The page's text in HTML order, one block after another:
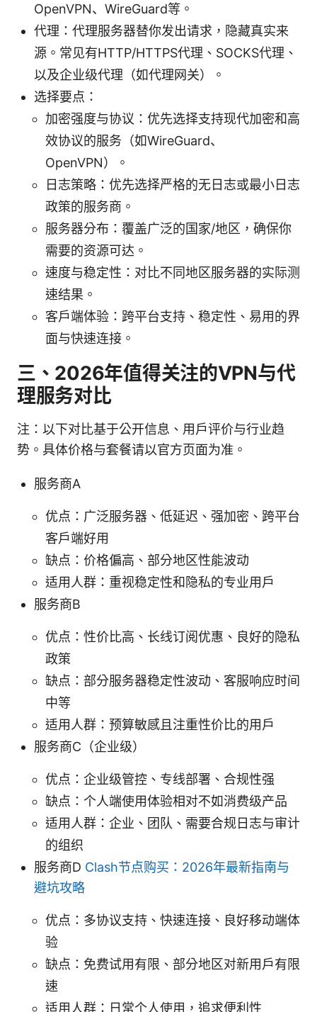
OpenVPN、WireGuard等。
代理：代理服务器替你发出请求，隐藏真实来
源。常见有HTTP/HTTPS代理、SOCKS代理、
以及企业级代理（如代理网关）。
选择要点：
加密强度与协议：优先选择支持现代加密和高
效协议的服务（如WireGuard、
OpenVPN）。
日志策略：优先选择严格的无日志或最小日志
政策的服务商。
服务器分布：覆盖广泛的国家/地区，确保你
需要的资源可达。
速度与稳定性：对比不同地区服务器的实际测
速结果。
客户端体验：跨平台支持、稳定性、易用的界
面与快速连接。
三、2026年值得关注的VPN与代
理服务对比
注：以下对比基于公开信息、用户评价与行业趋
势。具体价格与套餐请以官方页面为准。
服务商A
优点：广泛服务器、低延迟、强加密、跨平台
客户端好用
缺点：价格偏高、部分地区性能波动
适用人群：重视稳定性和隐私的专业用户
服务商B
优点：性价比高、长线订阅优惠、良好的隐私
政策
缺点：部分服务器稳定性波动、客服响应时间
中等
适用人群：预算敏感且注重性价比的用户
服务商C（企业级）
优点：企业级管控、专线部署、合规性强
缺点：个人端使用体验相对不如消费级产品
适用人群：企业、团队、需要合规日志与审计
的组织
服务商D Clash节点购买：2026年最新指南与
避坑攻略
优点：多协议支持、快速连接、良好移动端体
验
缺点：免费试用有限、部分地区对新用户有限
速
适用人群：日常个人使用，追求便利性